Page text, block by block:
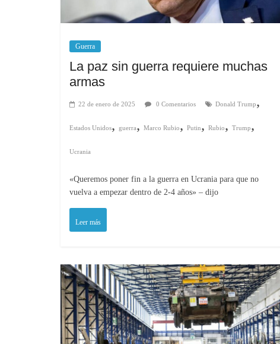
Guerra
La paz sin guerra requiere muchas
armas
22 de enero de 2025 0 Comentarios Donald Trump,
Estados Unidos, guerra, Marco Rubio, Putin, Rubio, Trump,
Ucrania
«Queremos poner fin a la guerra en Ucrania para que no
vuelva a empezar dentro de 2-4 años» – dijo
Leer más